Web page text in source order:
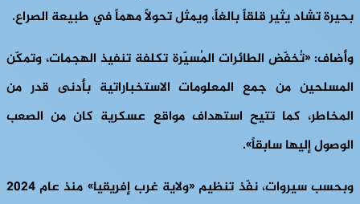
بحيرة تشاد يثير قلقاً بالغاً، ويمثل تحولاً مهماً في طبيعة الصراع.
وأضاف: «تُخفّض الطائرات المُسيّرة تكلفة تنفيذ الهجمات، وتمكّن
المسلحين من جمع المعلومات الاستخباراتية بأدنى قدر من
المخاطر، كما تتيح استهداف مواقع عسكرية كان من الصعب
الوصول إليها سابقاً».
وبحسب سيروات، نفّذ تنظيم «ولاية غرب إفريقيا» منذ عام 2024